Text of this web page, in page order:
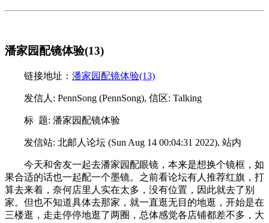
潘家园配镜体验(13)
链接地址： 潘家园配镜体验(13)
发信人: PennSong (PennSong), 信区: Talking
标 题: 潘家园配镜体验
发信站: 北邮人论坛 (Sun Aug 14 00:04:31 2022), 站内
今天和舍友一起去潘家园配眼镜，本来是想换个镜框，如
果合适的话也一起配一个墨镜。之前看论坛有人推荐红旗，打
算去来着，奈何店里人实在太多，没有位置，因此就去了别
家。但也不知道具体去那家，就一直逛无目的地逛，开始是在
三楼逛，走走停停地逛了两圈，总体感觉各店铺都差不多，大